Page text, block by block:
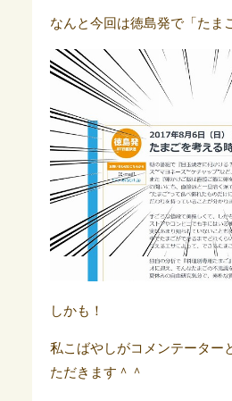
なんと今回は徳島発で「たま
しかも！
私こばやしがコメンテーター
ただきます＾＾